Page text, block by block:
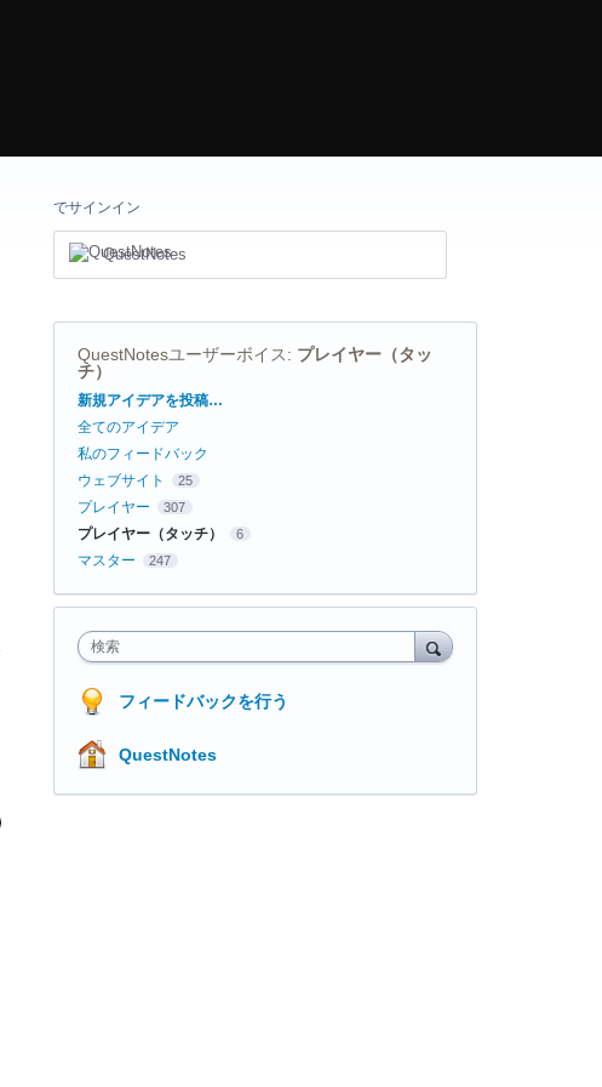
でサインイン
QuestNotes
QuestNotesユーザーボイス: プレイヤー（タッ
チ）
カ
テ
ゴ
新規アイデアを投稿…
全てのアイデア
私のフィードバック
ウェブサイト
25
プレイヤー 307
プレイヤー（タッチ） 6
マスター 247
検索
フィードバックを行う
QuestNotes